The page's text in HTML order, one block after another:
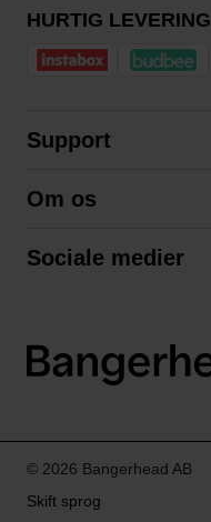
HURTIG LEVERING
Support
Betingelser
Om os
Sociale medier
LinkedIn
© 2026 Bangerhead AB
Skift sprog